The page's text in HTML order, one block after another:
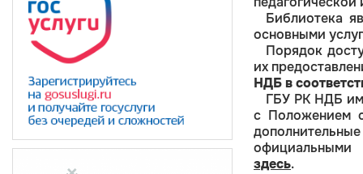
Библиотека
основными
Порядок
их
НДБ в
ГБУ РК НДБ
с Положением
официальными
здесь.